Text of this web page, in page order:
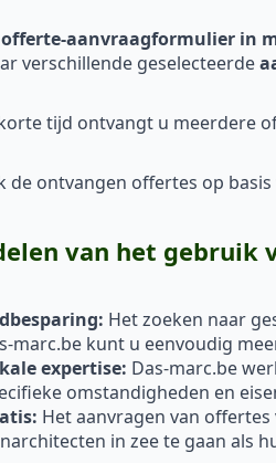
aanvraagformulier in
verschillende geselecteerde
tijd ontvangt u meerdere
de ontvangen offertes op
van het gebruik
Het zoeken naar
marc.be kunt u eenvoudig
expertise: Das-marc.be
omstandigheden en
Het aanvragen van
in zee te gaan als